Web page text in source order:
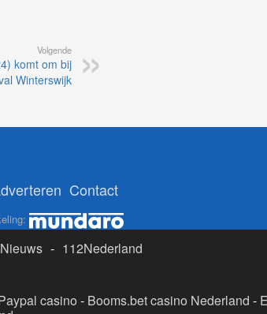
Volgende
komt om bij
Winterswijk
Contact
- 112Nederland
casino - Booms.bet casino Nederland -